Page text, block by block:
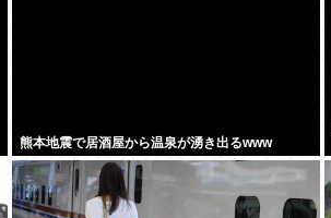
熊本地震で居酒屋から温泉が湧き出るwww